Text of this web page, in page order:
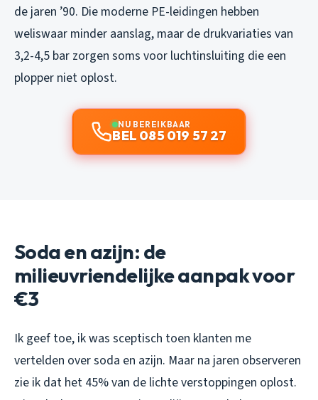
de jaren ’90. Die moderne PE-leidingen hebben
weliswaar minder aanslag, maar de drukvariaties van
3,2-4,5 bar zorgen soms voor luchtinsluiting die een
plopper niet oplost.
NU BEREIKBAAR
BEL 085 019 57 27
Soda en azijn: de
milieuvriendelijke aanpak voor
€3
Ik geef toe, ik was sceptisch toen klanten me
vertelden over soda en azijn. Maar na jaren observeren
zie ik dat het 45% van de lichte verstoppingen oplost.